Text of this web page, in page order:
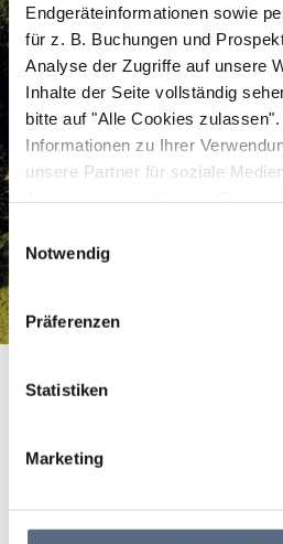
Endgeräteinformationen sowie
für z. B. Buchungen und
Analyse der Zugriffe auf unsere
Inhalte der Seite vollständig
bitte auf "Alle Cookies zulassen".
Informationen zu Ihrer
unsere Partner für soziale
zusammen, die Sie ihnen
sie im Rahmen Ihrer Nutzung
Einwilligungsauswahl
Notwendig
Präferenzen
Statistiken
Marketing